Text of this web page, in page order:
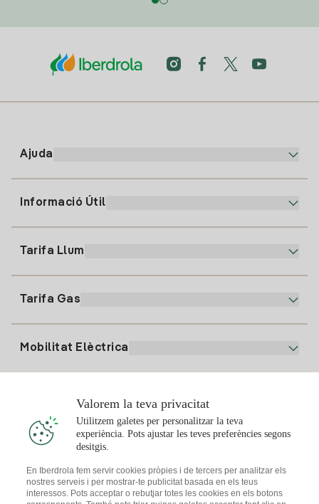
Ajuda
91 919 52 73
clientes@tuiberdrola.es
Informació Útil
Alta Gas
Tarifa Llum
Tarifa Gas
Mobilitat Elèctrica
Punts de Recàrrega
Simulador Plaques Solars
T'interessa
Valorem la teva privacitat
Utilitzem galetes per personalitzar la teva
experiència. Pots ajustar les teves preferències segons
desitgis.
En Iberdrola fem servir cookies pròpies i de tercers per analitzar els
nostres serveis i per mostrar-te publicitat basada en els teus
interessos. Pots acceptar o rebutjar totes les cookies en els botons